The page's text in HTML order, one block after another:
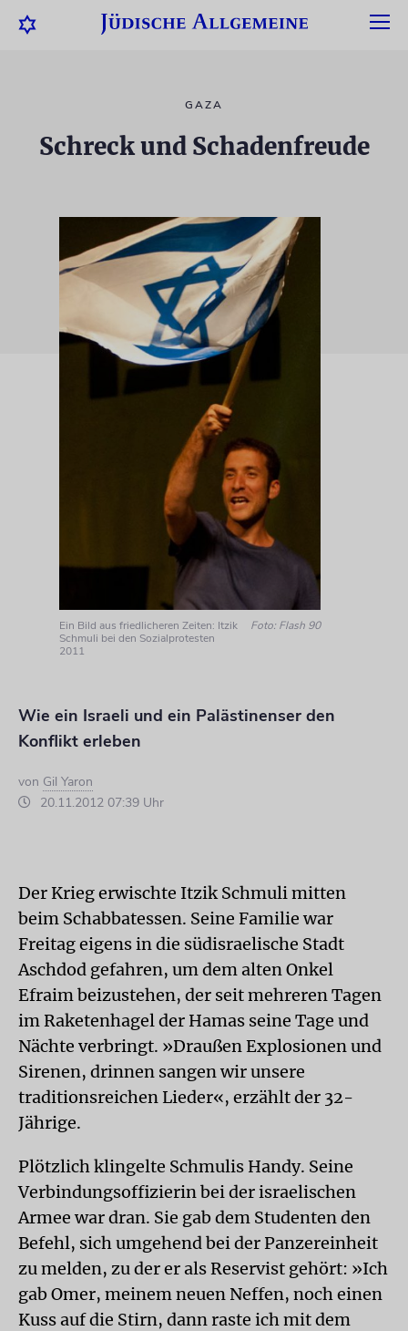
GAZA
Schreck und Schadenfreude
Ein Bild aus friedlicheren Zeiten: Itzik
Schmuli bei den Sozialprotesten
2011
Foto: Flash 90
Wie ein Israeli und ein Palästinenser den
Konflikt erleben
von Gil Yaron
20.11.2012 07:39 Uhr
Der Krieg erwischte Itzik Schmuli mitten
beim Schabbatessen. Seine Familie war
Freitag eigens in die südisraelische Stadt
Aschdod gefahren, um dem alten Onkel
Efraim beizustehen, der seit mehreren Tagen
im Raketenhagel der Hamas seine Tage und
Nächte verbringt. »Draußen Explosionen und
Sirenen, drinnen sangen wir unsere
traditionsreichen Lieder«, erzählt der 32-
Jährige.
Plötzlich klingelte Schmulis Handy. Seine
Verbindungsoffizierin bei der israelischen
Armee war dran. Sie gab dem Studenten den
Befehl, sich umgehend bei der Panzereinheit
zu melden, zu der er als Reservist gehört: »Ich
gab Omer, meinem neuen Neffen, noch einen
Kuss auf die Stirn, dann raste ich mit dem